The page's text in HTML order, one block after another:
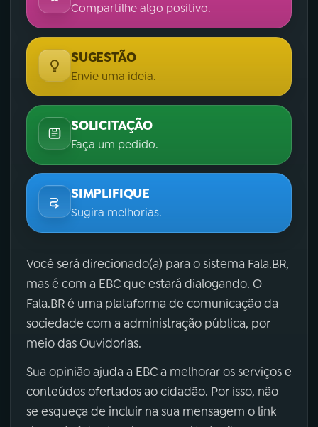
Compartilhe algo positivo.
SUGESTÃO
Envie uma ideia.
SOLICITAÇÃO
Faça um pedido.
SIMPLIFIQUE
Sugira melhorias.
Você será direcionado(a) para o sistema Fala.BR,
mas é com a EBC que estará dialogando. O
Fala.BR é uma plataforma de comunicação da
sociedade com a administração pública, por
meio das Ouvidorias.
Sua opinião ajuda a EBC a melhorar os serviços e
conteúdos ofertados ao cidadão. Por isso, não
se esqueça de incluir na sua mensagem o link